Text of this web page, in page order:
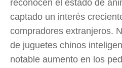
reconocen el estado de
captado un interés
compradores extranjeros.
de juguetes chinos
notable aumento en los